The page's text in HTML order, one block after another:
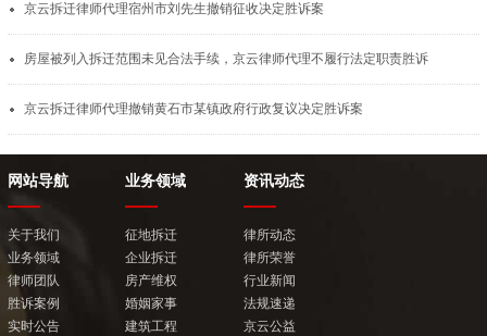
京云拆迁律师代理宿州市刘先生撤销征收决定胜诉案
房屋被列入拆迁范围未见合法手续，京云律师代理不履行法定职责胜诉
京云拆迁律师代理撤销黄石市某镇政府行政复议决定胜诉案
网站导航
关于我们
业务领域
律师团队
胜诉案例
实时公告
业务领域
征地拆迁
企业拆迁
房产维权
婚姻家事
建筑工程
资讯动态
律所动态
律所荣誉
行业新闻
法规速递
京云公益